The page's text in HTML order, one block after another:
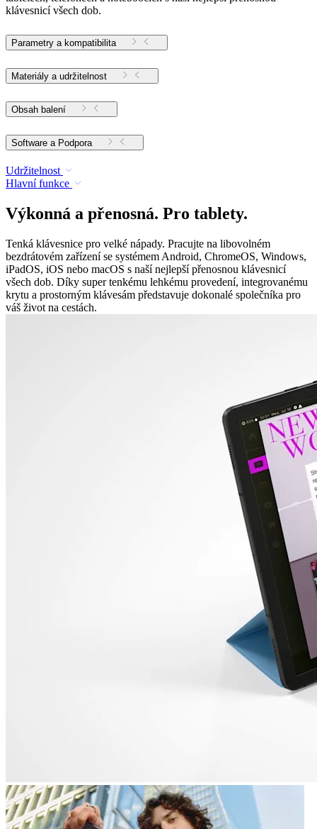
klávesnicí všech dob.
Parametry a kompatibilita
Materiály a udržitelnost
Obsah balení
Software a Podpora
Udržitelnost
Hlavní funkce
Výkonná a přenosná. Pro tablety.
Tenká klávesnice pro velké nápady. Pracujte na libovolném
bezdrátovém zařízení se systémem Android, ChromeOS, Windows,
iPadOS, iOS nebo macOS s naší nejlepší přenosnou klávesnicí
všech dob. Díky super tenkému lehkému provedení, integrovanému
krytu a prostorným klávesám představuje dokonalé společníka pro
váš život na cestách.